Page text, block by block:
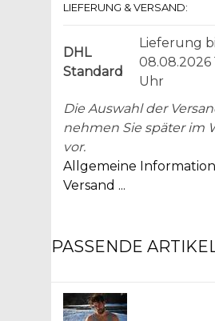
LIEFERUNG & VERSAND:
DHL
Standard
Lieferung
08.08.2026
Uhr
Die Auswahl der
nehmen Sie später im
vor.
Allgemeine
Versand ...
PASSENDE